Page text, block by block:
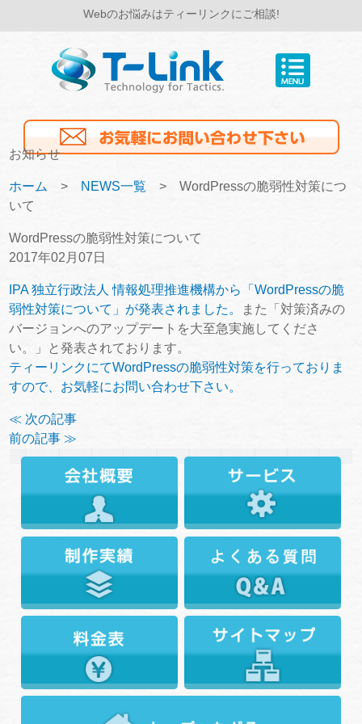
Webのお悩みはティーリンクにご相談!
お知らせ
ホーム > NEWS一覧 > WordPressの脆弱性対策につ
いて
WordPressの脆弱性対策について
2017年02月07日
IPA 独立行政法人 情報処理推進機構から「WordPressの脆
弱性対策について」が発表されました。
また「対策済みの
バージョンへのアップデートを大至急実施してくださ
い。」と発表されております。
ティーリンクにてWordPressの脆弱性対策を行っておりま
すので、お気軽にお問い合わせ下さい。
≪ 次の記事
前の記事 ≫